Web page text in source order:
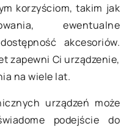
korzyściom, takim jak
ewentualne
akcesoriów.
zapewni Ci urządzenie,
na wiele lat.
urządzeń może
podejście do